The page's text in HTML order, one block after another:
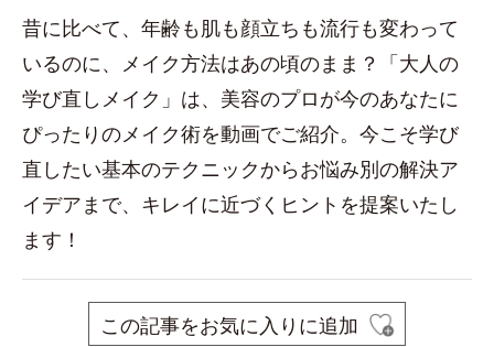
昔に比べて、年齢も肌も顔立ちも流行も変わって
いるのに、メイク方法はあの頃のまま？「大人の
学び直しメイク」は、美容のプロが今のあなたに
ぴったりのメイク術を動画でご紹介。今こそ学び
直したい基本のテクニックからお悩み別の解決ア
イデアまで、キレイに近づくヒントを提案いたし
ます！
この記事をお気に入りに追加